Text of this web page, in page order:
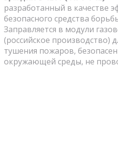
разработанный в качестве
безопасного средства
Заправляется в модули
(российское производство)
тушения пожаров,
окружающей среды, не